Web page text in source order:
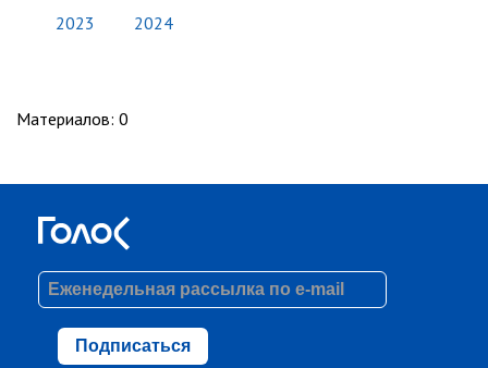
2023 2024
Материалов: 0
Подписаться